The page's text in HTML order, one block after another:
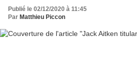
Publié le 02/12/2020 à 11:45
Par Matthieu Piccon